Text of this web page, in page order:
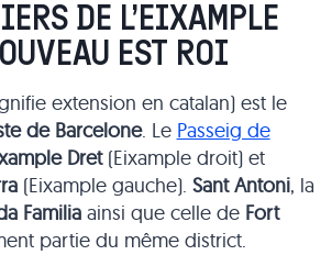
DE L’EIXAMPLE
EST ROI
extension en catalan) est le
de Barcelone. Le Passeig de
Dret (Eixample droit) et
(Eixample gauche). Sant Antoni, la
Familia ainsi que celle de Fort
partie du même district.